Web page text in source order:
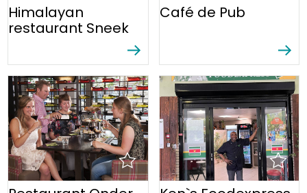
Himalayan
restaurant Sneek
Café de Pub